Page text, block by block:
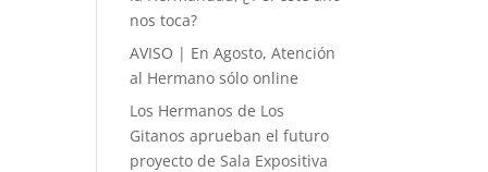
nos toca?
AVISO | En Agosto, Atención
al Hermano sólo online
Los Hermanos de Los
Gitanos aprueban el futuro
proyecto de Sala Expositiva